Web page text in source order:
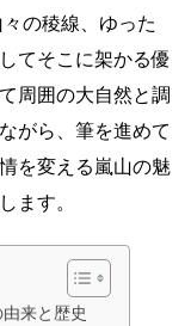
の稜線、ゆった
てそこに架かる優
周囲の大自然と調
がら、筆を進めて
を変える嵐山の魅
ます。
来と歴史